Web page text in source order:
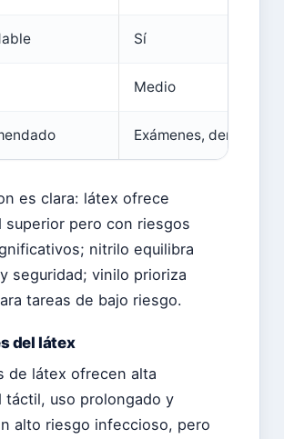
Sí
Medio
Exámenes, dentales
es clara: látex ofrece
superior pero con riesgos
nitrilo equilibra
seguridad; vinilo prioriza
tareas de bajo riesgo.
del látex
de látex ofrecen alta
táctil, uso prolongado y
alto riesgo infeccioso, pero